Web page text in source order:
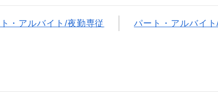
・アルバイト/夜勤専従 パート・アルバイ